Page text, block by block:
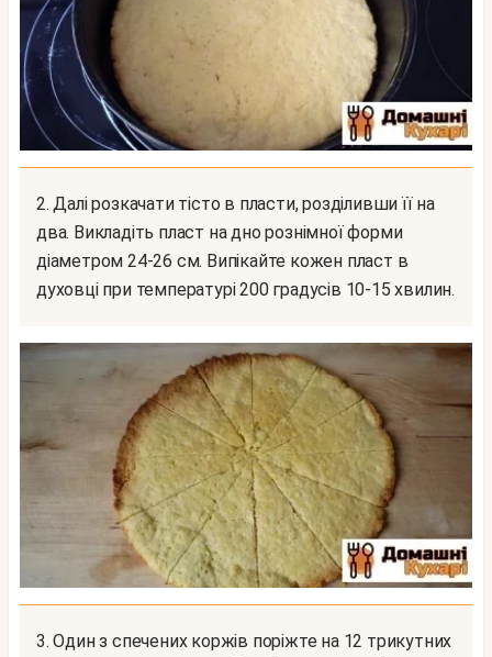
2. Далі розкачати тісто в пласти, розділивши її на
два. Викладіть пласт на дно рознімної форми
діаметром 24-26 см. Випікайте кожен пласт в
духовці при температурі 200 градусів 10-15 хвилин.
3. Один з спечених коржів поріжте на 12 трикутних